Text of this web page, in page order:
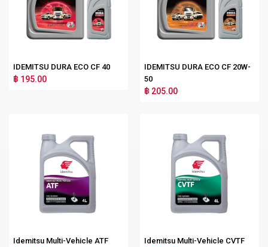
IDEMITSU DURA ECO CF 40
฿ 195.00
IDEMITSU DURA ECO CF 20W-
50
฿ 205.00
Idemitsu Multi-Vehicle ATF Idemitsu Multi-Vehicle CVTF